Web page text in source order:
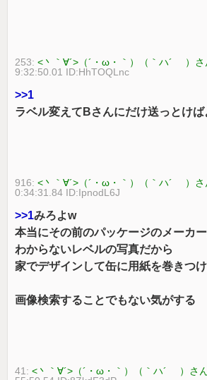
253:<丶｀∀´>（´・ω・｀）（｀ハ´ ）さ
9:32:50.01 ID:HhTOQLnc
>>1
ラベル変えてBさんにだけ送っとけば
916:<丶｀∀´>（´・ω・｀）（｀ハ´ ）さ
0:34:31.84 ID:IpnodL6J
>>1みろよw
本当にその前のパッケージのメーカ
わからないレベルの写真だから
家でデザインして缶に用紙を巻きつ
画像検索することでもない気がする
41:<丶｀∀´>（´・ω・｀）（｀ハ´ ）さ